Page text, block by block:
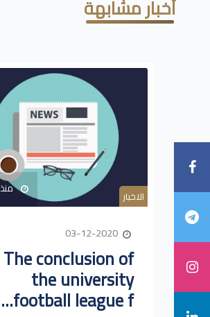
أخبار مشابهة
الاخبار منذ 5 سنوات
The conclusion of
the university
football league f...